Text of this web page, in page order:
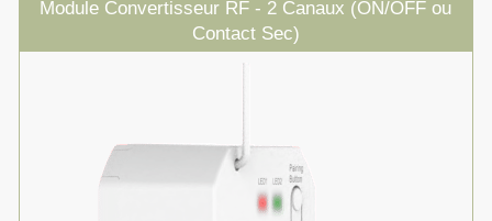
Module Convertisseur RF - 2 Canaux (ON/OFF ou
Contact Sec)